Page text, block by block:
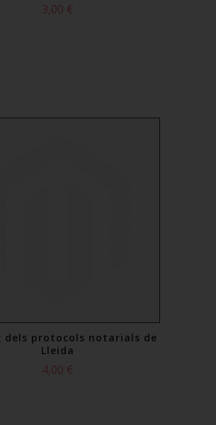
3,00 €
dels protocols notarials de
Lleida
4,00 €